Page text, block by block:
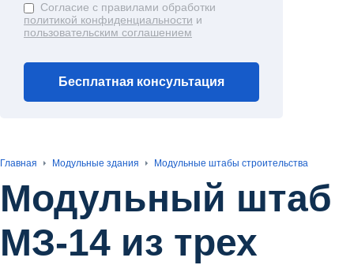
Согласие с правилами обработки
политикой конфиденциальности и
пользовательским соглашением
Бесплатная консультация
Главная Модульные здания Модульные штабы строительства
Модульный штаб
МЗ-14 из трех